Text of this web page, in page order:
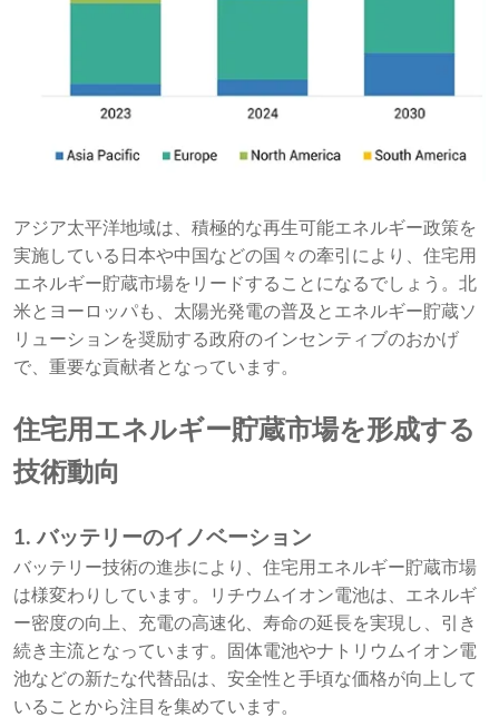
アジア太平洋地域は、積極的な再生可能エネルギー政策を
実施している日本や中国などの国々の牽引により、住宅用
エネルギー貯蔵市場をリードすることになるでしょう。北
米とヨーロッパも、太陽光発電の普及とエネルギー貯蔵ソ
リューションを奨励する政府のインセンティブのおかげ
で、重要な貢献者となっています。
住宅用エネルギー貯蔵市場を形成する
技術動向
1. バッテリーのイノベーション
バッテリー技術の進歩により、住宅用エネルギー貯蔵市場
は様変わりしています。リチウムイオン電池は、エネルギ
ー密度の向上、充電の高速化、寿命の延長を実現し、引き
続き主流となっています。固体電池やナトリウムイオン電
池などの新たな代替品は、安全性と手頃な価格が向上して
いることから注目を集めています。